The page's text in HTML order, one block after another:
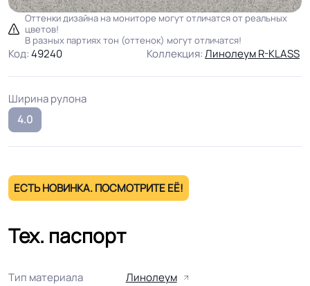
Оттенки дизайна на мониторе могут отличатся от реальных
цветов!
В разных партиях тон (оттенок) могут отличатся!
Код:49240 Коллекция:Линолеум R-KLASS
Ширина рулона
4.0
ЕСТЬ НОВИНКА. ПОСМОТРИТЕ ЕЁ!
Тех. паспорт
Тип материала Линолеум